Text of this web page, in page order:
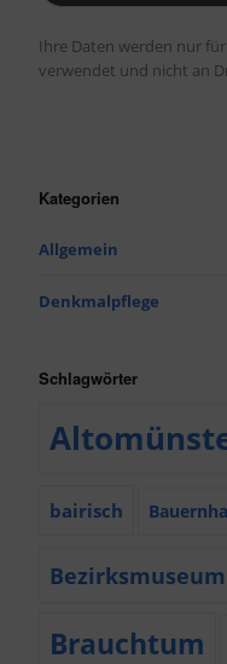
Ihre Daten werden nur
verwendet und nicht an
Kategorien
Allgemein
Denkmalpflege
Schlagwörter
bairisch
Brauchtum